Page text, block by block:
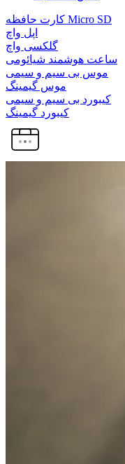
کارت حافظه Micro SD
اپل واچ
گلکسی واچ
ساعت هوشمند شیائومی
موس بی سیم و سیمی
موس گیمینگ
کیبورد بی سیم و سیمی
کیبورد گیمینگ